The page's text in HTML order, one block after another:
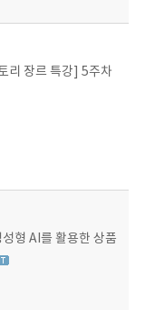
리 장르 특강] 5주차
형 AI를 활용한 상품